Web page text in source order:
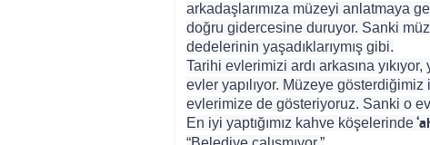
arkadaşlarımıza müzeyi anlatmaya
doğru gidercesine duruyor. Sanki
dedelerinin yaşadıklarıymış gibi.
Tarihi evlerimizi ardı arkasına
evler yapılıyor. Müzeye
evlerimize de gösteriyoruz. Sanki o
En iyi yaptığımız kahve köşelerinde